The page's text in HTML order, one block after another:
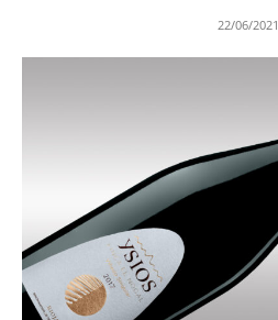
22/06/2021